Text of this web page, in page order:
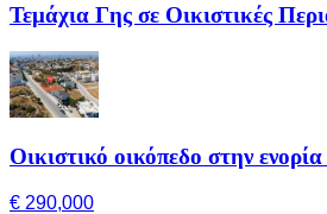
Τεμάχια Γης σε Οικιστικές
Οικιστικό οικόπεδο στην
€ 290,000